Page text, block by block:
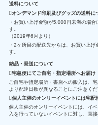
送料について
オンデマンド印刷及びグッズの送料に
・お買い上げ金額が5,000円未満の場
す。
（2019年6月より）
・2ヶ所目の配送先からは、お買い上
す。
納品・発送について
宅急便にてご自宅・指定場所へお届け
ご自宅や指定場所・書店への搬入は、
より配達日数が異なることにご注意くだ
個人主催のオンリーイベントには宅配
個人主催のオンリーイベントには、イ
入を行っていないイベントに対し、直